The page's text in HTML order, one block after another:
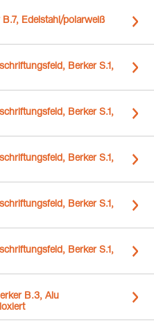
Edelstahl/polarweiß
Berker S.1,
Berker S.1,
Berker S.1,
Berker S.1,
Berker S.1,
B.3, Alu